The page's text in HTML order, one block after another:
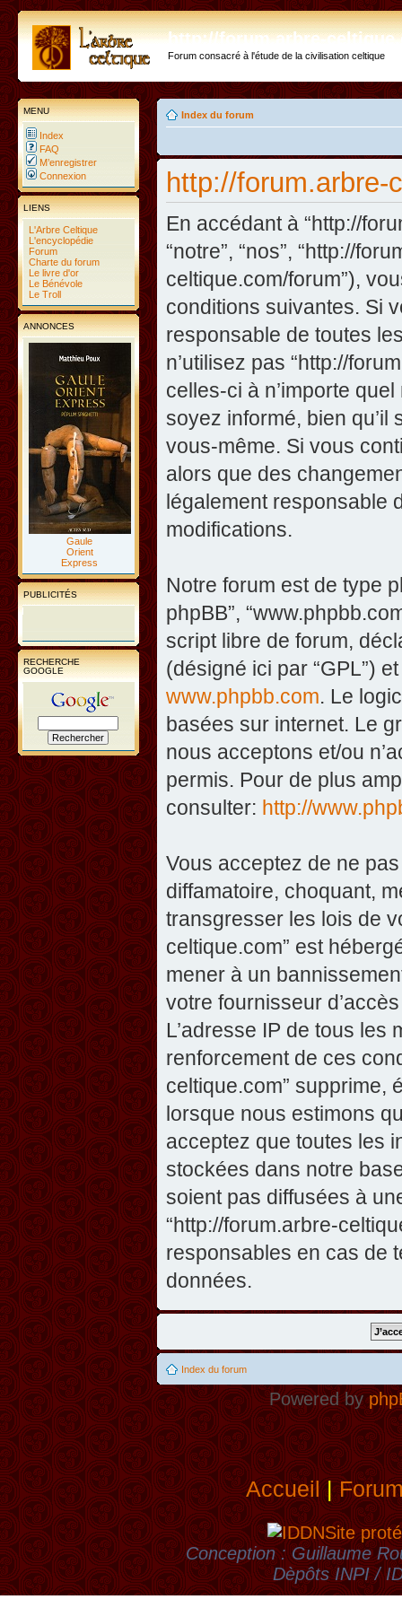
http://forum.arbre-
Forum consacré à l'étude de la civilisation celtique
MENU
Index
FAQ
M’enregistrer
Connexion
LIENS
L'Arbre Celtique
L'encyclopédie
Forum
Charte du forum
Le livre d'or
Le Bénévole
Le Troll
ANNONCES
Gaule
Orient
Express
PUBLICITÉS
RECHERCHE
GOOGLE
Index du forum
http://forum.arbre-
En accédant à “http://
“notre”, “nos”, “http://
celtique.com/forum”),
conditions suivantes. Si
responsable de toutes
n’utilisez pas “http://
celles-ci à n’importe
soyez informé, bien
vous-même. Si vous
alors que des
légalement responsable
modifications.
Notre forum est de type
phpBB”,
script libre de forum,
(désigné ici par “GPL”)
www.phpbb.com. Le
basées sur internet. Le
nous acceptons et/ou
permis. Pour de plus
consulter: http://
Vous acceptez de ne
diffamatoire, choquant,
transgresser les lois de
celtique.com” est
mener à un
votre fournisseur
L’adresse IP de tous
renforcement de ces
celtique.com” supprime,
lorsque nous estimons
acceptez que toutes les
stockées dans notre
soient pas diffusées à
“http://forum.arbre-
responsables en cas de
données.
Index du forum
Powered by
Accueil|
Site
Conception : Guillaume
Dèpôts INPI /